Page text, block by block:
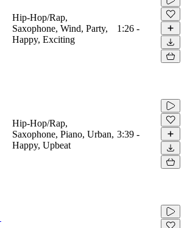
Hip-Hop/Rap,
Saxophone, Wind, Party,
Happy, Exciting
1:26 -
Hip-Hop/Rap,
Saxophone, Piano, Urban,
Happy, Upbeat
3:39 -